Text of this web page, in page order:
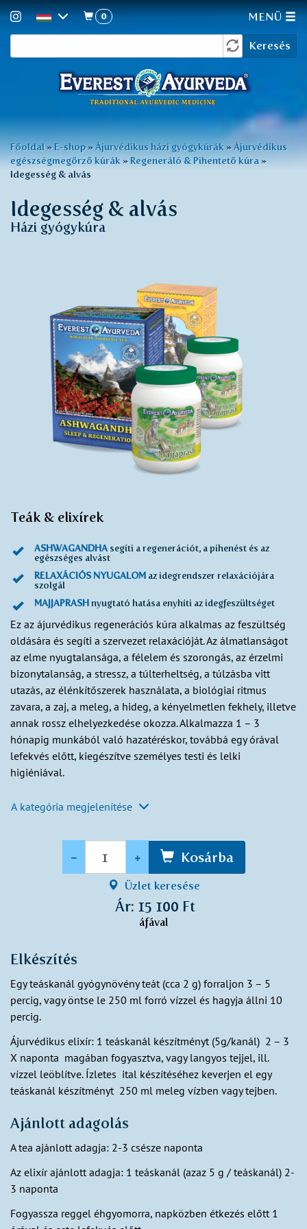
űrlap
Keresés
0 MENÜ
Jelenlegi
hely
Főoldal »E-shop » Ájurvédikus házi gyógykúrák » Ájurvédikus
egészségmegőrző kúrák » Regeneráló & Pihentető kúra »
Idegesség & alvás
Idegesség & alvás
Házi gyógykúra
Teák & elixírek
ASHWAGANDHA segíti a regenerációt, a pihenést és az
egészséges alvást
RELAXÁCIÓS NYUGALOM az idegrendszer relaxációjára
szolgál
MAJJAPRASH nyugtató hatása enyhíti az idegfeszültséget
Ez az ájurvédikus regenerációs kúra alkalmas az feszültség
oldására és segíti a szervezet relaxációját. Az álmatlanságot
az elme nyugtalansága, a félelem és szorongás, az érzelmi
bizonytalanság, a stressz, a túlterheltség, a túlzásba vitt
utazás, az élénkítőszerek használata, a biológiai ritmus
zavara, a zaj, a meleg, a hideg, a kényelmetlen fekhely, illetve
annak rossz elhelyezkedése okozza. Alkalmazza 1 – 3
hónapig munkából való hazatéréskor, továbbá egy órával
lefekvés előtt, kiegészítve személyes testi és lelki
higiéniával.
A kategória megjelenítése
- + Kosárba
Üzlet keresése
Ár: 15 100 Ft
áfával
Elkészítés
Egy teáskanál gyógynövény teát (cca 2 g) forraljon 3 – 5
percig, vagy öntse le 250 ml forró vízzel és hagyja állni 10
percig.
Ájurvédikus elixír: 1 teáskanál készítményt (5g/kanál) 2 – 3
X naponta magában fogyasztva, vagy langyos tejjel, ill.
vízzel leöblítve. Ízletes ital készítéséhez keverjen el egy
teáskanál készítményt 250 ml meleg vízben vagy tejben.
Ajánlott adagolás
A tea ajánlott adagja: 2-3 csésze naponta
Az elixír ajánlott adagja: 1 teáskanál (azaz 5 g / teáskanál) 2-
3 naponta
Fogyassza reggel éhgyomorra, napközben étkezés előtt 1